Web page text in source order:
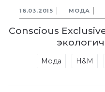
16.03.2015 МОДА
Conscious
Мода H&M